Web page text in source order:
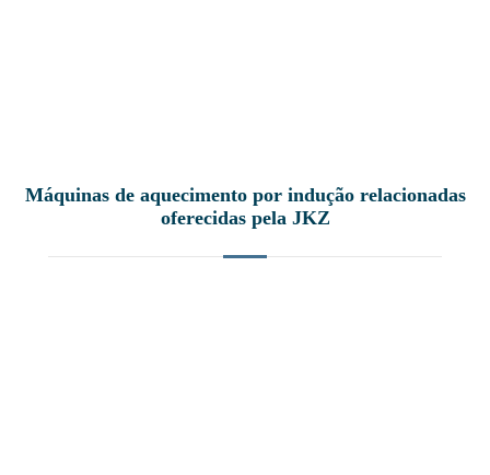
Máquinas de aquecimento por indução relacionadas
oferecidas pela JKZ